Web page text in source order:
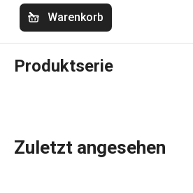
Warenkorb
Produktserie
Zuletzt angesehen